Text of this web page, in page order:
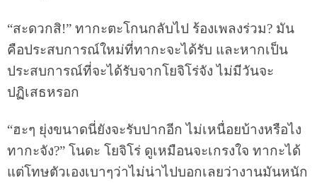
“สะดวกสิ!” ทากะตะโกนกลับไป ร้องเพลงร่วม? มัน
คือประสบการณ์ใหม่ที่ทากะจะได้รับ และหากเป็น
ประสบการณ์ที่จะได้รับจากโยจิโร่จัง ไม่มีวันจะ
ปฏิเสธหรอก
“ฮะๆ ยุ่งขนาดนี่ยังจะรับปากอีก ไม่เหนื่อยบ้างหรือไง
ทากะจัง?” โนดะ โยจิโร่ ดูเหมือนจะเกรงใจ ทากะได้
แต่โทษตัวเองเบาๆว่าไม่น่าไปบอกเลยว่างานมันหนัก